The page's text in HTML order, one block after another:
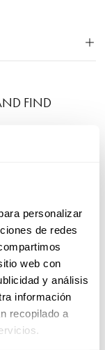
personalizar
de redes
web con
y análisis
información
recopilado a
FIND